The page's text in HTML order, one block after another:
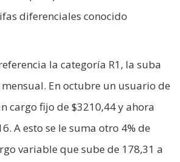
diferenciales conocido
la categoría R1, la suba
mensual. En octubre un usuario de
cargo fijo de $3210,44 y ahora
A esto se le suma otro 4% de
variable que sube de 178,31 a